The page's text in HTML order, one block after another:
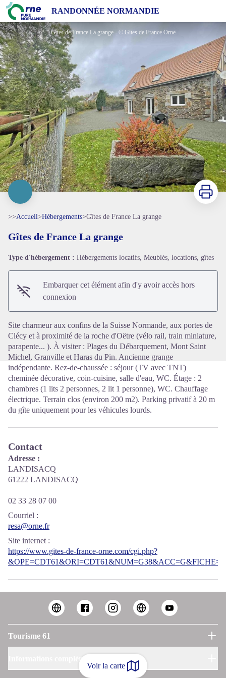
RANDONNÉE NORMANDIE
Gîtes de France La grange
Voir la carte
Gîtes de France La grange - © Gites de France Orne
Voir l'image en plein écran
Imprimer
>>Accueil>Hébergements>Gîtes de France La grange
Gîtes de France La grange
Type d'hébergement : Hébergements locatifs, Meublés, locations, gîtes
Embarquer cet élément afin d'y avoir accès hors
connexion
Site charmeur aux confins de la Suisse Normande, aux portes de
Clécy et à proximité de la roche d'Oëtre (vélo rail, train miniature,
parapente... ). À visiter : Plages du Débarquement, Mont Saint
Michel, Granville et Haras du Pin. Ancienne grange
indépendante. Rez-de-chaussée : séjour (TV avec TNT)
cheminée décorative, coin-cuisine, salle d'eau, WC. Étage : 2
chambres (1 lits 2 personnes, 2 lit 1 personne), WC. Chauffage
électrique. Terrain clos (environ 200 m2). Parking privatif à 20 m
du gîte uniquement pour les véhicules lourds.
Contact
Adresse :
LANDISACQ
61222 LANDISACQ
02 33 28 07 00
Courriel :
resa@orne.fr
Site internet :
https://www.gites-de-france-orne.com/cgi.php?
Tourisme 61
Informations complémentaires